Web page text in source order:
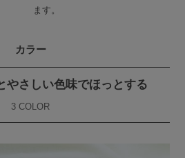
ます。
カラー
やさしい色味でほっとする
3 COLOR